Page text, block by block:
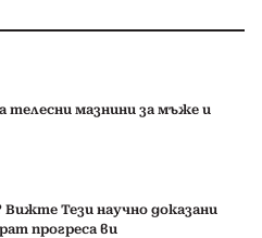
телесни мазнини за мъже и
Тези научно доказани
прогреса ви